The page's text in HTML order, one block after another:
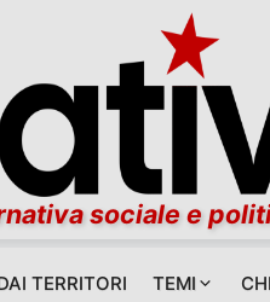
sociale e
TERRITORI TEMI